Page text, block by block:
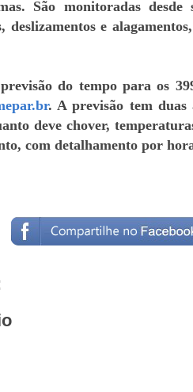
São monitoradas desde
deslizamentos e
do tempo para os
. A previsão tem duas
deve chover,
com detalhamento por